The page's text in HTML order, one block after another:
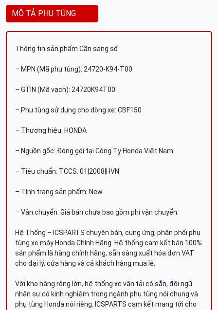
MÔ TẢ PHỤ TÙNG
Thông tin sản phẩm Cần sang số
– MPN (Mã phụ tùng): 24720-K94-T00
– GTIN (Mã vạch): 24720K94T00
– Phụ tùng sử dụng cho dòng xe: CBF150
– Thương hiệu: HONDA
– Nguồn gốc: Đóng gói tại Công Ty Honda Việt Nam
– Tiêu chuẩn: TCCS: 01|2008|HVN
– Tình trạng sản phẩm: New
– Vận chuyển: Giá bán chưa bao gồm phí vận chuyển.
Hệ Thống – ICSPARTS chuyên bán, cung ứng, phân phối phụ
tùng xe máy Honda Chính Hãng. Hệ thống cam kết bán 100%
sản phẩm là hàng chính hãng, sẵn sàng xuất hóa đơn VAT
cho đại lý, cửa hàng và cả khách hàng mua lẻ.
Với kho hàng rộng lớn, hệ thống xe vận tải có sẵn, đội ngũ
nhân sự có kinh nghiệm trong ngành phụ tùng nói chung và
phụ tùng Honda nói riêng. ICSPARTS cam kết mang tới cho